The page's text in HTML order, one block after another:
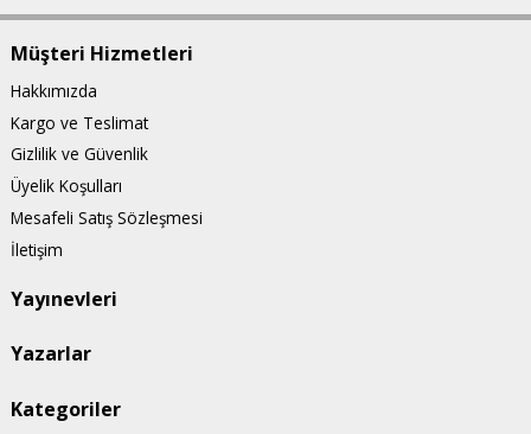
Müşteri Hizmetleri
Hakkımızda
Kargo ve Teslimat
Gizlilik ve Güvenlik
Üyelik Koşulları
Mesafeli Satış Sözleşmesi
İletişim
Yayınevleri
Yazarlar
Kategoriler